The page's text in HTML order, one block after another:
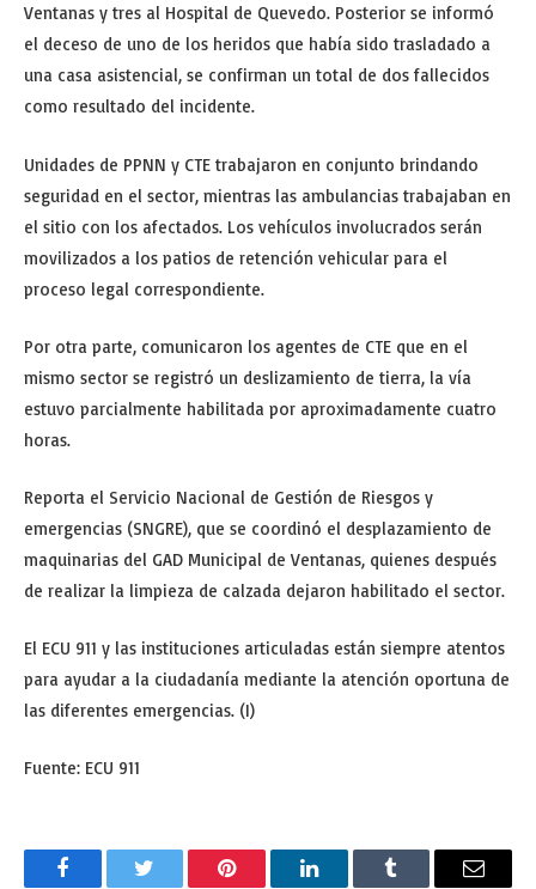
Ventanas y tres al Hospital de Quevedo. Posterior se informó
el deceso de uno de los heridos que había sido trasladado a
una casa asistencial, se confirman un total de dos fallecidos
como resultado del incidente.
Unidades de PPNN y CTE trabajaron en conjunto brindando
seguridad en el sector, mientras las ambulancias trabajaban en
el sitio con los afectados. Los vehículos involucrados serán
movilizados a los patios de retención vehicular para el
proceso legal correspondiente.
Por otra parte, comunicaron los agentes de CTE que en el
mismo sector se registró un deslizamiento de tierra, la vía
estuvo parcialmente habilitada por aproximadamente cuatro
horas.
Reporta el Servicio Nacional de Gestión de Riesgos y
emergencias (SNGRE), que se coordinó el desplazamiento de
maquinarias del GAD Municipal de Ventanas, quienes después
de realizar la limpieza de calzada dejaron habilitado el sector.
El ECU 911 y las instituciones articuladas están siempre atentos
para ayudar a la ciudadanía mediante la atención oportuna de
las diferentes emergencias. (I)
Fuente: ECU 911